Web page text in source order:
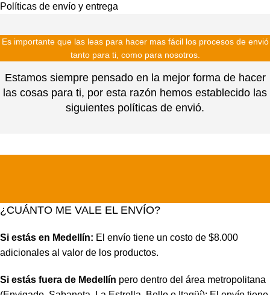
Políticas de envío y entrega
Es importante que las leas para hacer mas fácil los procesos de envió
tanto para ti, como para nosotros.
Estamos siempre pensado en la mejor forma de hacer
las cosas para ti, por esta razón hemos establecido las
siguientes políticas de envió.
¿CUÁNTO ME VALE EL ENVÍO?
Si estás en Medellín: El envío tiene un costo de $8.000
adicionales al valor de los productos.
Si estás fuera de Medellín pero dentro del área metropolitana